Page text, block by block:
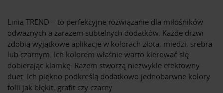
Linia TREND – to perfekcyjne rozwiązanie dla miłośników
odważnych a zarazem subtelnych dodatków. Każde drzwi
zdobią wyjątkowe aplikacje w kolorach złota, miedzi, srebra
lub czarnym. Ich kolorem właśnie warto kierować się
dobierając klamkę. Razem stworzą niezwykle efektowny
duet. Ich piękno podkreślą dodatkowo jednobarwne kolory
folii jak błękit, grafit czy czarny